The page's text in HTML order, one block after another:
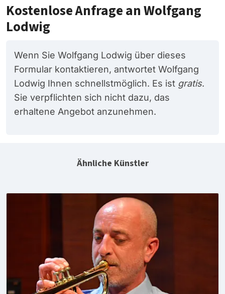
Kostenlose Anfrage an Wolfgang
Lodwig
Wenn Sie Wolfgang Lodwig über dieses
Formular kontaktieren, antwortet Wolfgang
Lodwig Ihnen schnellstmöglich. Es ist gratis.
Sie verpflichten sich nicht dazu, das
erhaltene Angebot anzunehmen.
Ähnliche Künstler